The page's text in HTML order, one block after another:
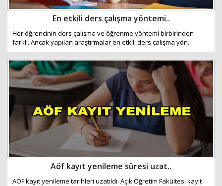
En etkili ders çalışma yöntemi..
Her öğrencinin ders çalışma ve öğrenme yöntemi birbirinden
farklı. Ancak yapılan araştırmalar en etkili ders çalışma yön..
Aöf kayıt yenileme süresi uzat..
AÖF kayıt yenileme tarihleri uzatıldı. Açık Öğretim Fakültesi kayıt